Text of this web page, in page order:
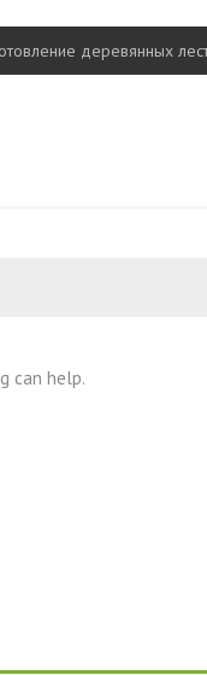
деревянных
can help.